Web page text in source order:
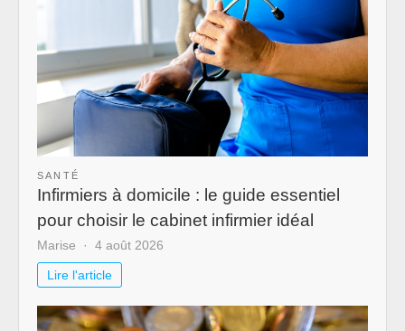
SANTÉ
Infirmiers à domicile : le guide essentiel
pour choisir le cabinet infirmier idéal
Marise 4 août 2026
Lire l'article